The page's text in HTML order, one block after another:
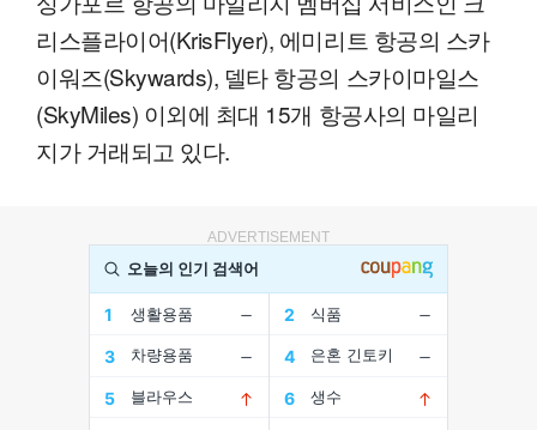
리스플라이어(KrisFlyer), 에미리트 항공의 스카
이워즈(Skywards), 델타 항공의 스카이마일스
(SkyMiles) 이외에 최대 15개 항공사의 마일리
지가 거래되고 있다.
ADVERTISEMENT